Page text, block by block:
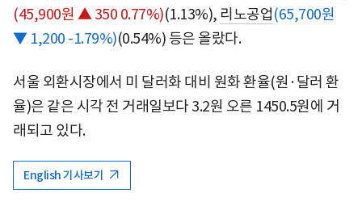
(45,900원 ▲ 350 0.77%)(1.13%), 리노공업(65,700원
▼ 1,200 -1.79%)(0.54%) 등은 올랐다.
서울 외환시장에서 미 달러화 대비 원화 환율(원·달러 환
율)은 같은 시각 전 거래일보다 3.2원 오른 1450.5원에 거
래되고 있다.
English 기사보기